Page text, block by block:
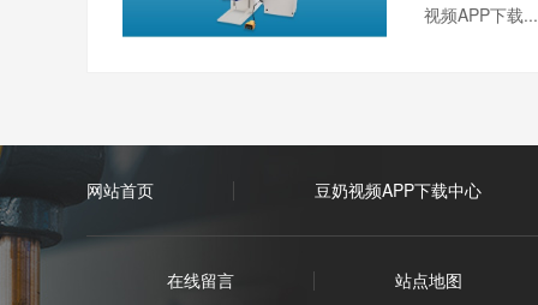
视频APP下载...
网站首页 豆奶视频APP下载中心
在线留言 站点地图